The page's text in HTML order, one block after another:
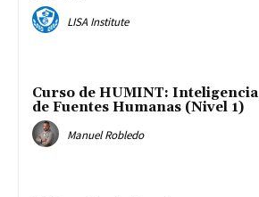
LISA Institute
Curso de HUMINT: Inteligencia
de Fuentes Humanas (Nivel 1)
Manuel Robledo